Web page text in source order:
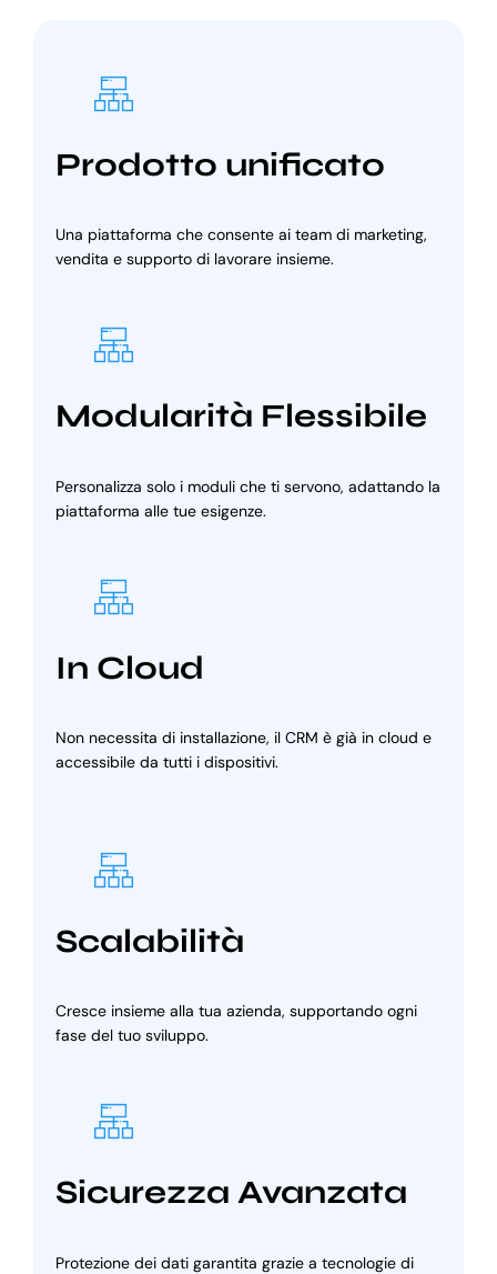
Prodotto unificato
Una piattaforma che consente ai team di marketing,
vendita e supporto di lavorare insieme.
Modularità Flessibile
Personalizza solo i moduli che ti servono, adattando la
piattaforma alle tue esigenze.
In Cloud
Non necessita di installazione, il CRM è già in cloud e
accessibile da tutti i dispositivi.
Scalabilità
Cresce insieme alla tua azienda, supportando ogni
fase del tuo sviluppo.
Sicurezza Avanzata
Protezione dei dati garantita grazie a tecnologie di